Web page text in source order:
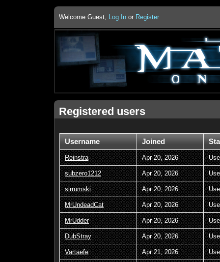
Welcome Guest, Log In or Register
Registered users
Username Joined
Reinstra Apr 20, 2026
subzero1212 Apr 20, 2026
sirrumski Apr 20, 2026
MrUndeadCat Apr 20, 2026
MrUdder Apr 20, 2026
DubStray Apr 20, 2026
Vartaefe Apr 21, 2026